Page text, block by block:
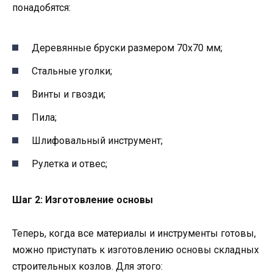
понадобятся:
Деревянные бруски размером 70х70 мм;
Стальные уголки;
Винты и гвозди;
Пила;
Шлифовальный инструмент;
Рулетка и отвес;
Шаг 2: Изготовление основы
Теперь, когда все материалы и инструменты готовы,
можно приступать к изготовлению основы складных
строительных козлов. Для этого: